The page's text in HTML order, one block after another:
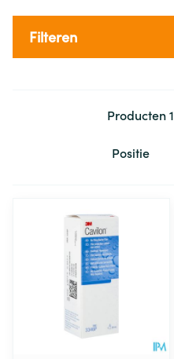
Filteren
Producten1
Sorteer op: